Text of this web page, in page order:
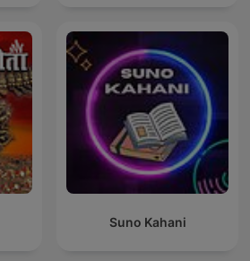
Suno Kahani